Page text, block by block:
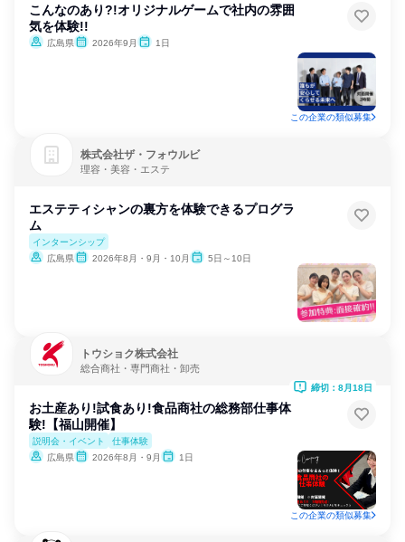
こんなのあり?!オリジナルゲームで社内の雰囲
気を体験!!
広島県 2026年9月 1日
この企業の類似募集
株式会社ザ・フォウルビ
理容・美容・エステ
エステティシャンの裏方を体験できるプログラ
ム
インターンシップ
広島県
2026年8月・9月・10月 5日～10日
トウショク株式会社
総合商社・専門商社・卸売
お土産あり!試食あり!食品商社の総務部仕事体
験!【福山開催】
説明会・イベント
仕事体験
広島県
2026年8月・9月 1日
締切：8月18日
この企業の類似募集